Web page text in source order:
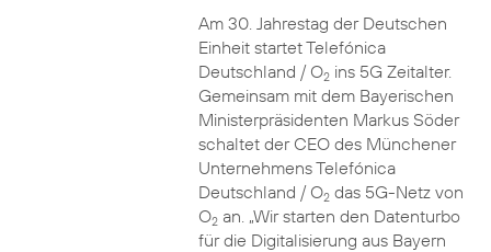
Am 30. Jahrestag der Deutschen
Einheit startet Telefónica
Deutschland / O2ins 5G Zeitalter.
Gemeinsam mit dem Bayerischen
Ministerpräsidenten Markus Söder
schaltet der CEO des Münchener
Unternehmens Telefónica
Deutschland / O2das 5G-Netz von
O2an. „Wir starten den Datenturbo
für die Digitalisierung aus Bayern